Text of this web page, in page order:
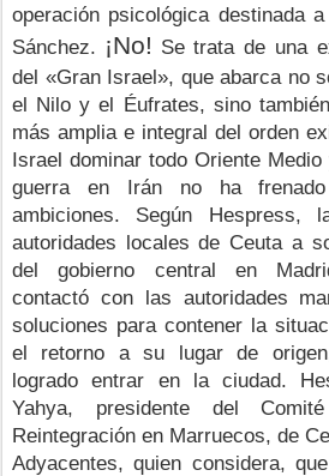
operación psicológica destinada
Sánchez. ¡No! Se trata de una
del «Gran Israel», que abarca no
el Nilo y el Éufrates, sino
más amplia e integral del orden
Israel dominar todo Oriente
guerra en Irán no ha
ambiciones. Según
autoridades locales de Ceuta a
del gobierno central en
contactó con las autoridades
soluciones para contener la
el retorno a su lugar de
logrado entrar en la ciudad.
Yahya, presidente del
Reintegración en Marruecos, de
Adyacentes, quien considera,